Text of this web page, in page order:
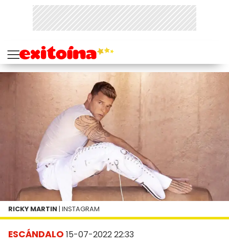
ESCÁNDALO 15-07-2022 22:33
RICKY MARTIN | INSTAGRAM